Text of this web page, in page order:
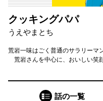
クッキングパパ
うえやまとち
荒岩一味はごく普通のサラリーマ
荒岩さんを中心に、おいしい笑
話の一覧